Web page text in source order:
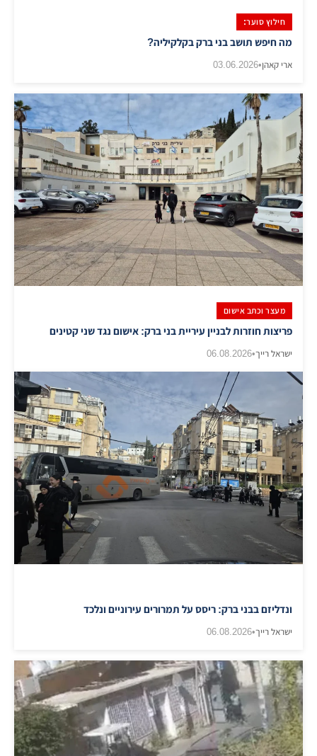
חילוץ סוער:
מה חיפש תושב בני ברק בקלקיליה?
ארי קאהן•
03.06.2026
מעצר וכתב אישום
פריצות חוזרות לבניין עיריית בני ברק: אישום נגד שני קטינים
ישראל רייך•
06.08.2026
ונדליזם בבני ברק: ריסס על תמרורים עירוניים ונלכד
ישראל רייך•
06.08.2026